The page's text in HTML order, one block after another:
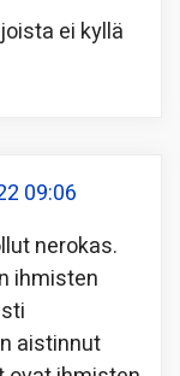
ei kyllä
09:06
nerokas.
ihmisten
aistinnut